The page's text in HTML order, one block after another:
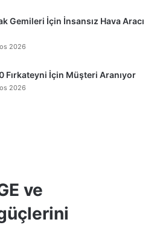
Gemileri İçin İnsansız Hava Aracı
2026
Fırkateyni İçin Müşteri Aranıyor
2026